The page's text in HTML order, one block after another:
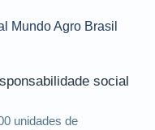
social
unidades de